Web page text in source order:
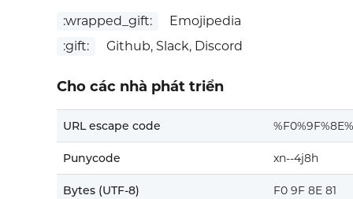
:wrapped_gift:
Emojipedia
:gift:
Github, Slack, Discord
Cho các nhà phát triển
URL escape code
Punycode xn--4j8h
Bytes (UTF-8) F0 9F 8E 81